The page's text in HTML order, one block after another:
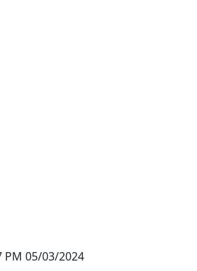
05/03/2024